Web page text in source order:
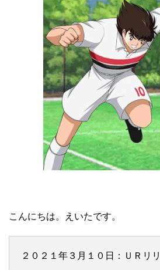
こんにちは。えいたです。
２０２１年３月１０日：ＵＲリ